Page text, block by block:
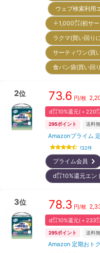
ウェブ検索利
＋1,000㌽(初サ
ラクマ(買い回
サーティワン(買
食パン袋(買い
2位 73.6 円/枚
d㌽10%還元(＋220
295ポイント 送料
Amazonプライム
132件
プライム会員
d㌽10%還元エ
3位 78.3 円/枚
d㌽10%還元(＋233
295ポイント 送料
Amazon 定期おト